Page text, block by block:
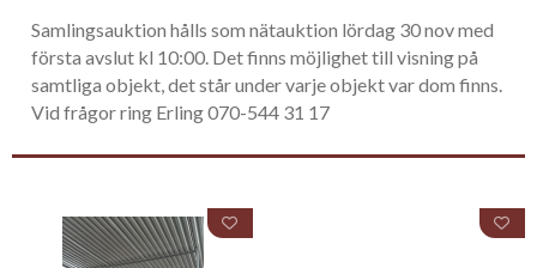
Samlingsauktion hålls som nätauktion lördag 30 nov med
första avslut kl 10:00. Det finns möjlighet till visning på
samtliga objekt, det står under varje objekt var dom finns.
Vid frågor ring Erling 070-544 31 17